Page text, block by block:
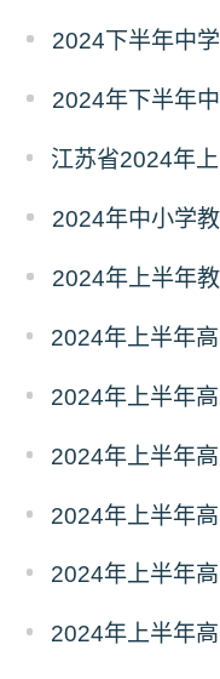
2024下半年中
2024年中小学
2024年上半年